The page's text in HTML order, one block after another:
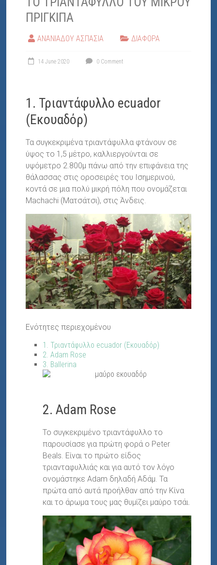
"ΕΛΠΙΔΑ"
ΠΡΙΓΚΙΠΑ
ΑΝΑΝΙΑΔΟΥ ΑΣΠΑΣΙΑ ΔΙΑΦΟΡΑ
14 June 2020 0 Comment
1. Τριαντάφυλλο ecuador
(Εκουαδόρ)
Τα συγκεκριμένα τριαντάφυλλα φτάνουν σε
ύψος το 1,5 μέτρο, καλλιεργούνται σε
υψόμετρο 2.800μ πάνω από την επιφάνεια της
θάλασσας στις οροσειρές του Ισημερινού,
κοντά σε μια πολύ μικρή πόλη που ονομάζεται
Machachi (Ματσάτσι), στις Άνδεις.
Ενότητες περιεχομένου
1. Τριαντάφυλλο ecuador (Εκουαδόρ)
2. Adam Rose
3. Ballerina
2. Adam Rose
Το συγκεκριμένο τριαντάφυλλο το
παρουσίασε για πρώτη φορά ο Peter
Beals. Είναι το πρώτο είδος
τριανταφυλλιάς και για αυτό τον λόγο
ονομάστηκε Adam δηλαδή Αδάμ. Τα
πρώτα από αυτά προήλθαν από την Κίνα
και το άρωμα τους μας θυμίζει μαύρο τσάι.